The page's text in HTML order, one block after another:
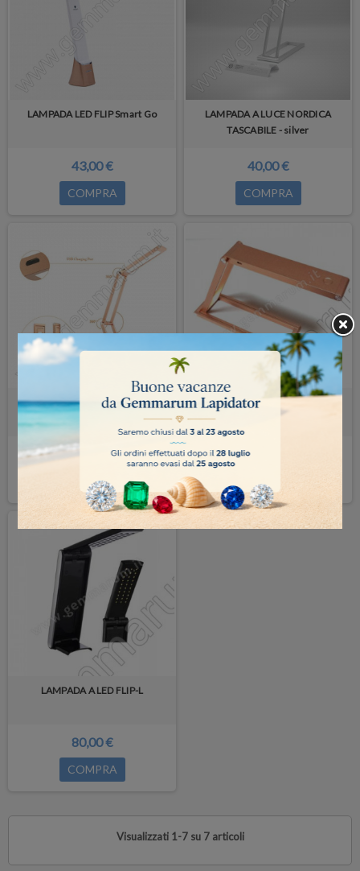
LAMPADA LED FLIP Smart Go
43,00 €
COMPRA
LAMPADA A LUCE NORDICA
TASCABILE - silver
40,00 €
COMPRA
LAMPADA A LUCE NORDICA
TASCABILE - gold
40,00 €
COMPRA
LAMPADA A LUCE NORDICA
TASCABILE - gold rose
40,00 €
COMPRA
LAMPADA A LED FLIP-L
80,00 €
COMPRA
Visualizzati 1-7 su 7 articoli